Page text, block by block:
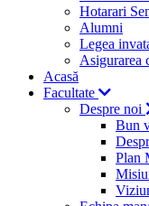
Hotarari
Alumni
Legea
Asigurarea
Acasă
Facultate
Despre noi
Bun
Plan